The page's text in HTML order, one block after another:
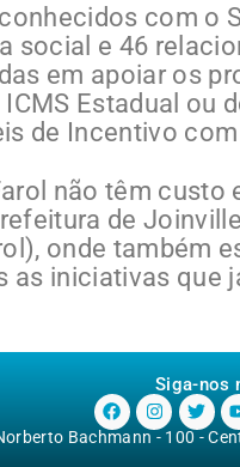
com o
social e 46
em apoiar os
Estadual ou
de Incentivo
não têm custo
de
onde também
iniciativas que
Siga-nos
Bachmann - 100 -